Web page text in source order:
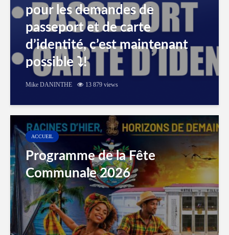
pour les demandes de
passeport et de carte
d’identité, c’est maintenant
possible ⤵️!
Mike DANINTHE 13 879 views
ACCUEIL
Programme de la Fête
Communale 2026